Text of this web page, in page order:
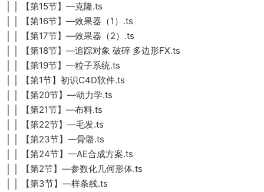
│ │ 【第15节】—克隆.ts
│ │ 【第16节】—效果器（1）.ts
│ │ 【第17节】—效果器（2）.ts
│ │ 【第18节】—追踪对象 破碎 多边形FX.ts
│ │ 【第19节】—粒子系统.ts
│ │ 【第1节】初识C4D软件.ts
│ │ 【第20节】—动力学.ts
│ │ 【第21节】—布料.ts
│ │ 【第22节】—毛发.ts
│ │ 【第23节】—骨骼.ts
│ │ 【第24节】—AE合成方案.ts
│ │ 【第2节】—参数化几何形体.ts
│ │ 【第3节】—样条线.ts